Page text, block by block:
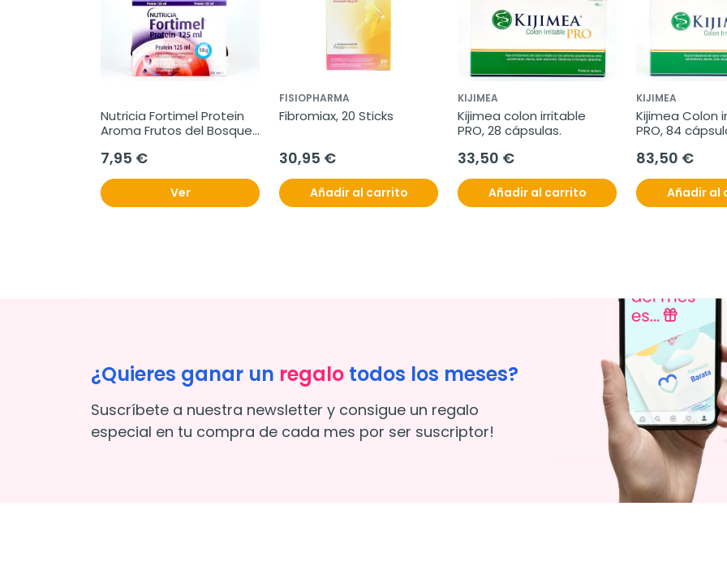
Nutricia Fortimel Protein
Aroma Frutos del Bosque,
7,95 €
Ver
FISIOPHARMA
Fibromiax, 20 Sticks
30,95 €
Añadir al carrito
KIJIMEA
Kijimea colon irritable
PRO, 28 cápsulas.
33,50 €
Añadir al carrito
KIJIMEA
Kijimea Colon
PRO, 84
83,50 €
Añadir al
¿Quieres ganar un regalo todos los meses?
Suscríbete a nuestra newsletter y consigue un regalo
especial en tu compra de cada mes por ser suscriptor!